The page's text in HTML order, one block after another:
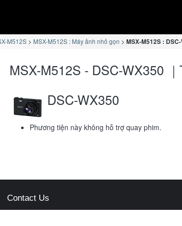
M512S MSX-M512S : Máy ảnh nhỏ gọn MSX-M512S :
MSX-M512S - DSC-WX350
DSC-WX350
Phương tiện này không hỗ trợ quay phim.
Contact Us